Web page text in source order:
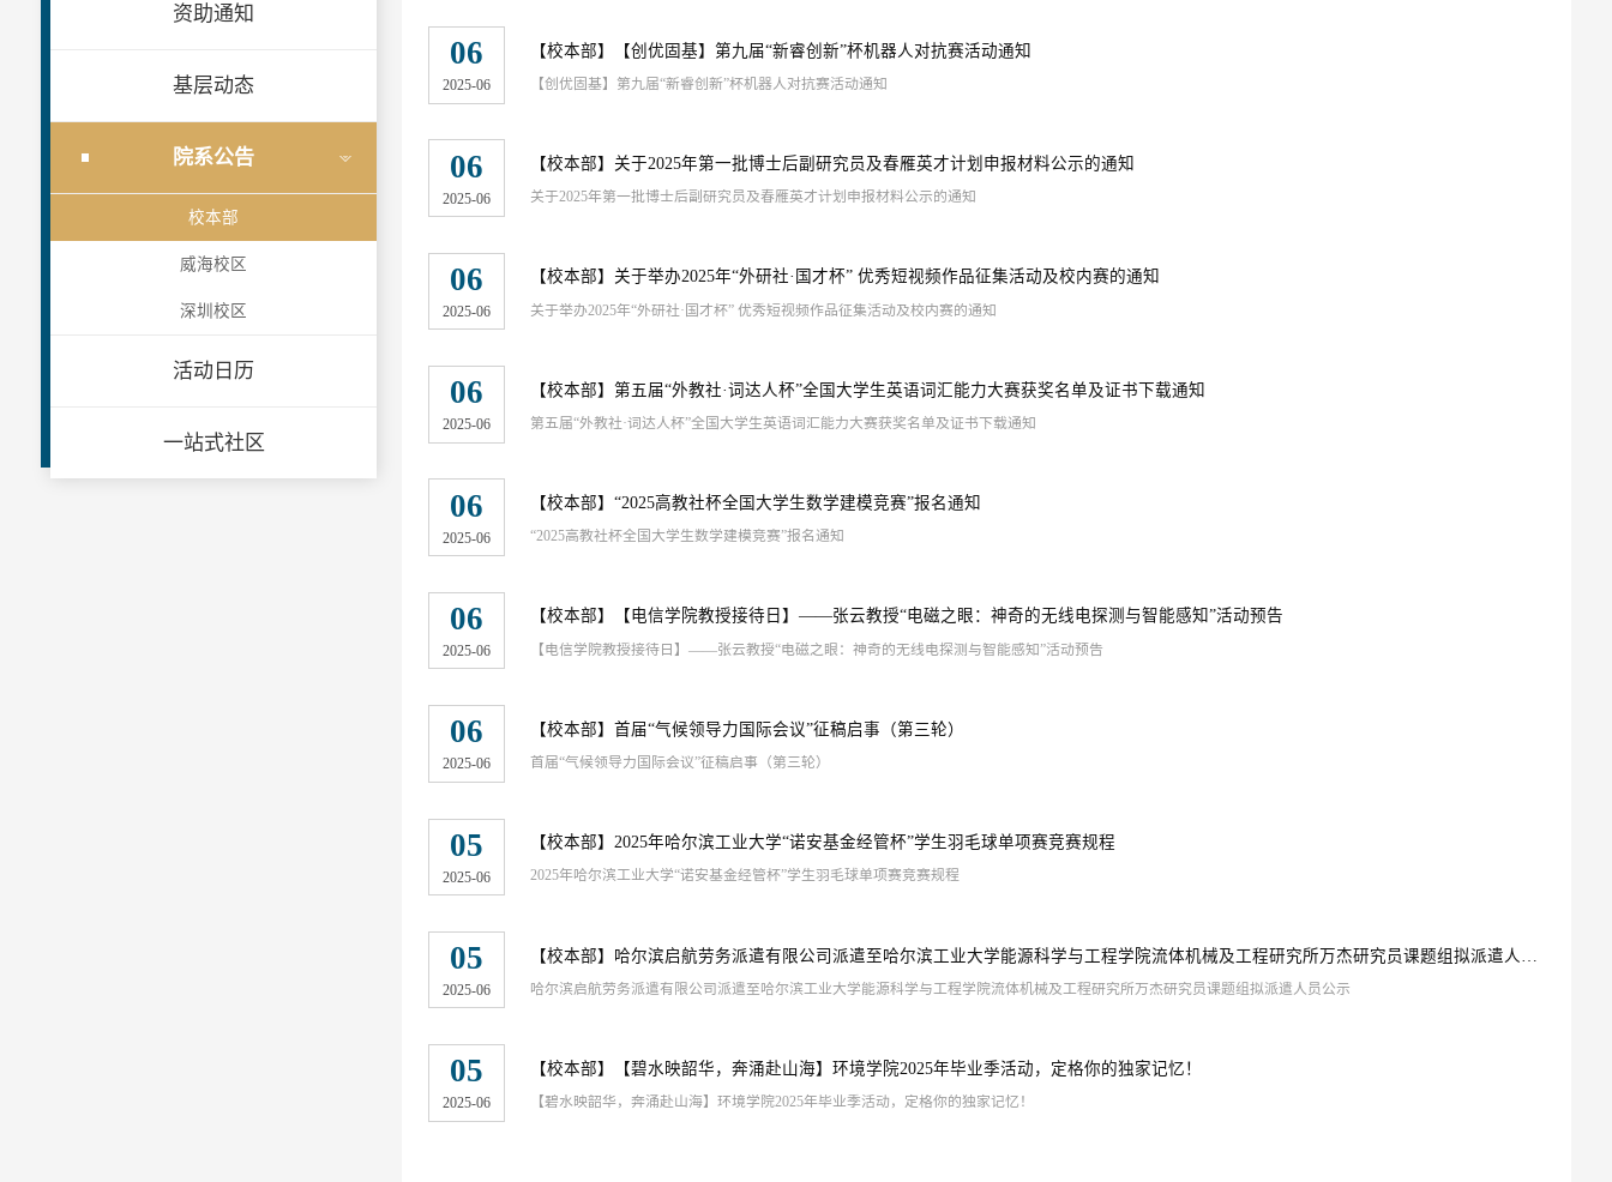
资助通知
基层动态
院系公告
校本部
威海校区
深圳校区
活动日历
一站式社区
06
2025-06
【校本部】 【创优固基】第九届“新睿创新”杯机器人对抗赛活动通知
【创优固基】第九届“新睿创新”杯机器人对抗赛活动通知
06
2025-06
【校本部】 关于2025年第一批博士后副研究员及春雁英才计划申报材料公示的通知
关于2025年第一批博士后副研究员及春雁英才计划申报材料公示的通知
06
2025-06
【校本部】 关于举办2025年“外研社·国才杯” 优秀短视频作品征集活动及校内赛的通知
关于举办2025年“外研社·国才杯” 优秀短视频作品征集活动及校内赛的通知
06
2025-06
【校本部】第五届“外教社·词达人杯”全国大学生英语词汇能力大赛获奖名单及证书下载通知
第五届“外教社·词达人杯”全国大学生英语词汇能力大赛获奖名单及证书下载通知
06
2025-06
【校本部】“2025高教社杯全国大学生数学建模竞赛”报名通知
“2025高教社杯全国大学生数学建模竞赛”报名通知
06
2025-06
【校本部】 【电信学院教授接待日】——张云教授“电磁之眼：神奇的无线电探测与智能感知”活动预告
【电信学院教授接待日】——张云教授“电磁之眼：神奇的无线电探测与智能感知”活动预告
06
2025-06
【校本部】首届“气候领导力国际会议”征稿启事（第三轮）
首届“气候领导力国际会议”征稿启事（第三轮）
05
2025-06
【校本部】2025年哈尔滨工业大学“诺安基金经管杯”学生羽毛球单项赛竞赛规程
2025年哈尔滨工业大学“诺安基金经管杯”学生羽毛球单项赛竞赛规程
05
2025-06
【校本部】 哈尔滨启航劳务派遣有限公司派遣至哈尔滨工业大学能源科学与工程学院流体机械及工程研究所万杰研究员课题组拟派遣人员公示
哈尔滨启航劳务派遣有限公司派遣至哈尔滨工业大学能源科学与工程学院流体机械及工程研究所万杰研究员课题组拟派遣人员公示
05
2025-06
【校本部】 【碧水映韶华，奔涌赴山海】环境学院2025年毕业季活动，定格你的独家记忆！
【碧水映韶华，奔涌赴山海】环境学院2025年毕业季活动，定格你的独家记忆！